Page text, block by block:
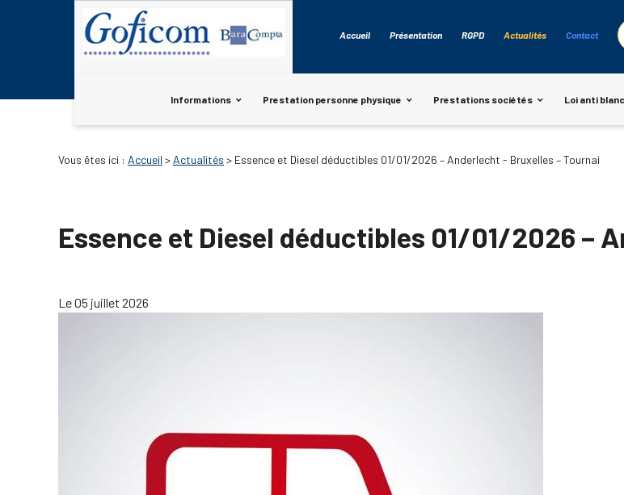
Accueil Présentation RGPD Actualités Contact
Informations Prestation personne physique Prestations sociétés Loi anti
Vous êtes ici : Accueil > Actualités > Essence et Diesel déductibles 01/01/2026 – Anderlecht - Bruxelles – Tournai
Essence et Diesel déductibles 01/01/2026 –
Le 05 juillet 2026
Panneau de gestion des cookies